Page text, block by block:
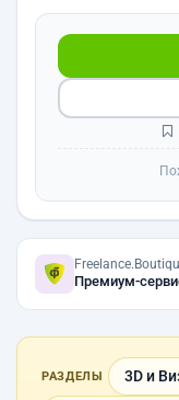
Премиум-
РАЗДЕЛЫ 3D и